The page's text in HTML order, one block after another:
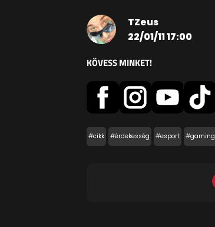
TZeus
22/01/11 17:00
KÖVESS MINKET!
#cikk #érdekesség #esport #gaming